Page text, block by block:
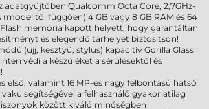
adatgyűjtőben Qualcomm Octa Core, 2,7GHz-
(modelltől függően) 4 GB vagy 8 GB RAM és 64
Flash memória kapott helyett, hogy garantáltan
és elegendő tárhelyet biztosítson!
(ujj, kesztyű, stylus) kapacitív Gorilla Glass
védi a készüléket a sérülésektől és
első, valamint 16 MP-es nagy felbontású hátsó
vaku segítségével a felhasználó gyakorlatilag
között kiváló minőségben